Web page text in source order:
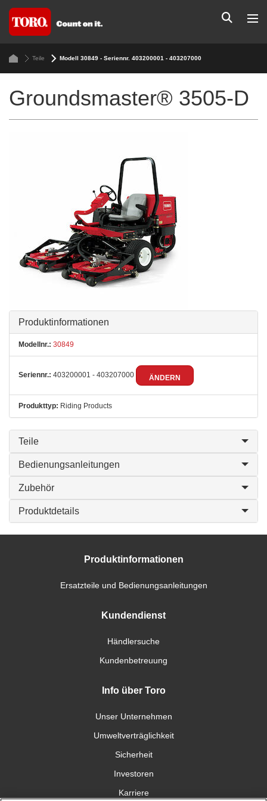
Teile Modell 30849 - Seriennr. 403200001 - 403207000
Groundsmaster® 3505-D
Produktinformationen
Modellnr.: 30849
Seriennr.: 403200001 - 403207000 ÄNDERN
Produkttyp: Riding Products
Teile
Bedienungsanleitungen
Zubehör
Produktdetails
Produktinformationen
Ersatzteile und Bedienungsanleitungen
Kundendienst
Händlersuche
Kundenbetreuung
Info über Toro
Unser Unternehmen
Umweltverträglichkeit
Sicherheit
Investoren
Karriere